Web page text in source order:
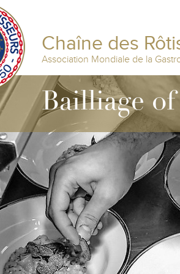
Chaîne des
Association Mondiale de la
Bailliage